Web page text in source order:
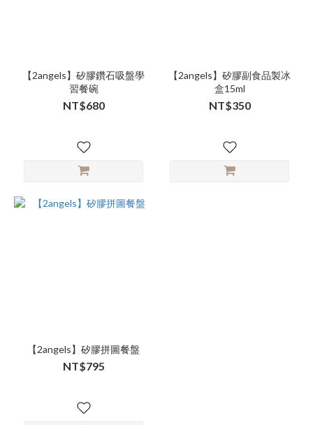
【2angels】矽膠鑽石吸盤學
習餐碗
NT$680
【2angels】矽膠副食品製冰
盒15ml
NT$350
【2angels】矽膠拼圖餐盤
NT$795